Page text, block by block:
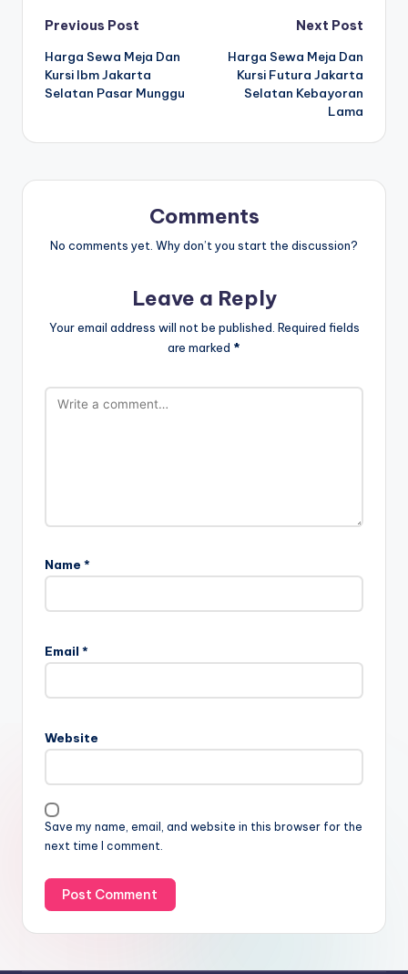
Post
navigation
Previous Post
Harga Sewa Meja Dan
Kursi Ibm Jakarta
Selatan Pasar Munggu
Next Post
Harga Sewa Meja Dan
Kursi Futura Jakarta
Selatan Kebayoran
Lama
Comments
No comments yet. Why don’t you start the discussion?
Leave a Reply
Your email address will not be published. Required fields
are marked *
Name *
Email *
Website
Save my name, email, and website in this browser for the
next time I comment.